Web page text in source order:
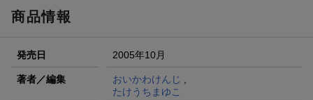
商品情報
発売日 2005年10月
著者／編集 おいかわけんじ
たけうちまゆこ